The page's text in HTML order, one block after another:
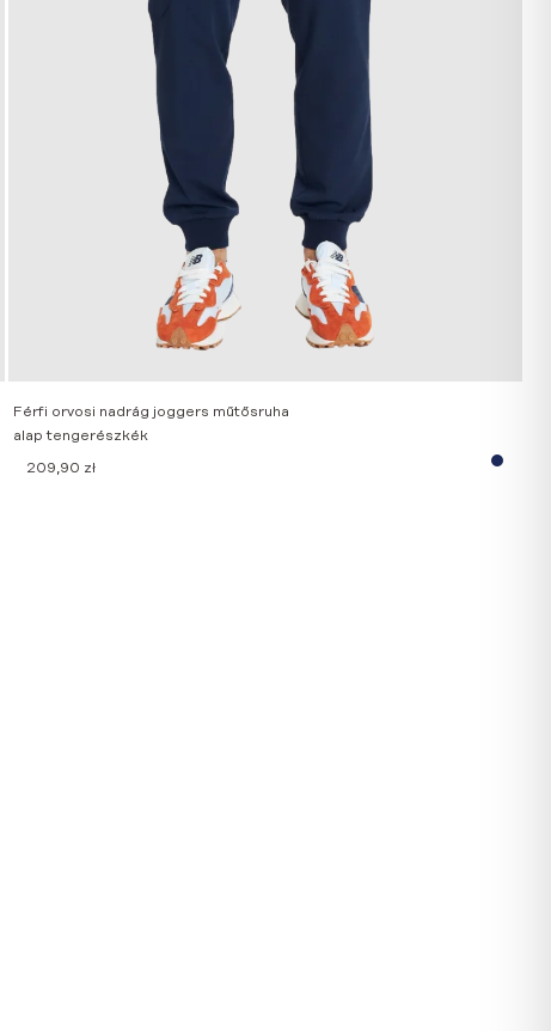
Férfi orvosi nadrág joggers műtősruha
alap tengerészkék
209,90 zł